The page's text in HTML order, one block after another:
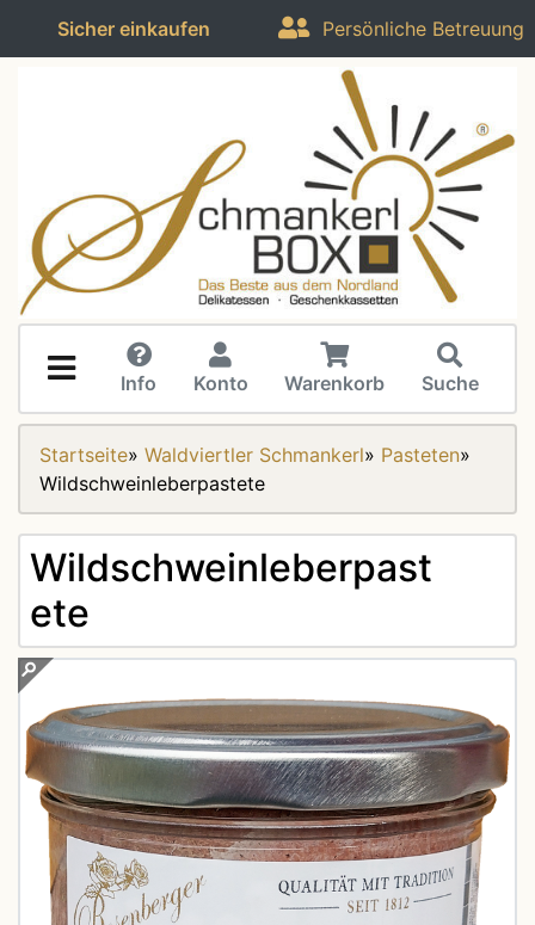
Sicher einkaufen Persönliche Betreuung
Info Konto Warenkorb Suche
Startseite» Waldviertler Schmankerl» Pasteten»
Wildschweinleberpastete
Wildschweinleberpast
ete